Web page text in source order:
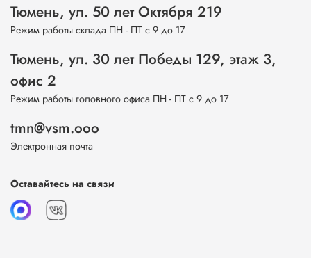
Тюмень, ул. 50 лет Октября 219
Режим работы склада ПН - ПТ с 9 до 17
Тюмень, ул. 30 лет Победы 129, этаж 3,
офис 2
Режим работы головного офиса ПН - ПТ с 9 до 17
tmn@vsm.ooo
Электронная почта
Оставайтесь на связи